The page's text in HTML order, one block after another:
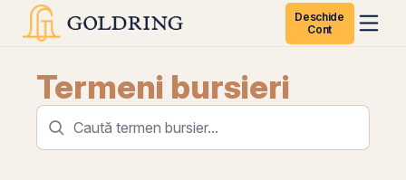
Deschide
Cont
Termeni bursieri